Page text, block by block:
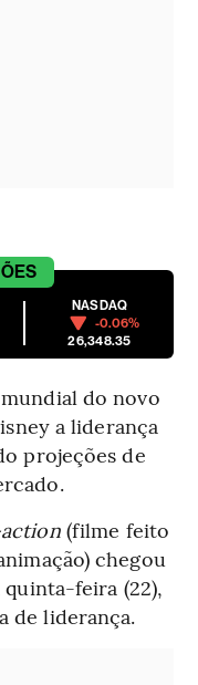
NASDAQ
-0.06%
26,348.35
do novo
a liderança
projeções de
(filme feito
chegou
feira (22),
de liderança.